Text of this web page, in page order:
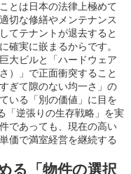
とは日本の法律上極めて
切な修繕やメンテナンス
てテナントが退去すると
確実に嵌まるからです。
大ビルと「ハードウェア
）」で正面衝突すること
ぎて隙のない均一さ」の
いる「別の価値」に目を
「逆張りの生存戦略」を実
であっても、現在の高い
価で満室経営を継続する
る「物件の選択